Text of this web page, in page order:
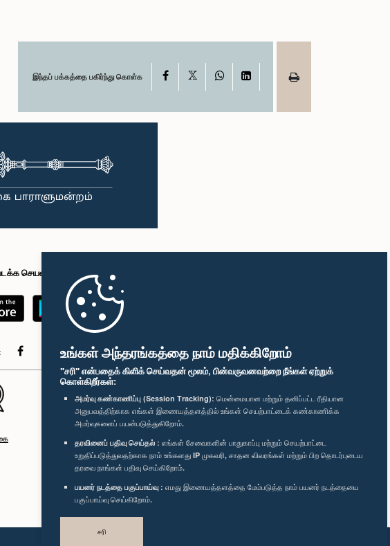
உங்கள் அந்தரங்கத்தை நாம் மதிக்கிறோம்
"சரி" என்பதைக் கிளிக் செய்வதன் மூலம், பின்வருவனவற்றை நீங்கள் ஏற்றுக்
கொள்கிறீர்கள்:
அமர்வு கண்காணிப்பு (Session Tracking): மென்மையான மற்றும் தனிப்பட்ட ரீதியான
அனுபவத்திற்காக எங்கள் இணையத்தளத்தில் உங்கள் செயற்பாட்டைக் கண்காணிக்க
அமர்வுகளைப் பயன்படுத்துகிறோம்.
தரவினைப் பதிவு செய்தல் : எங்கள் சேவைகளின் பாதுகாப்பு மற்றும் செயற்பாட்டை
உறுதிப்படுத்துவதற்காக நாம் உங்களது IP முகவரி, சாதன விவரங்கள் மற்றும் பிற தொடர்புடைய
தரவை நாங்கள் பதிவு செய்கிறோம்.
பயனர் நடத்தை பகுப்பாய்வு : எமது இணையத்தளத்தை மேம்படுத்த நாம் பயனர் நடத்தையை
பகுப்பாய்வு செய்கிறோம்.
சரி
இந்தப் பக்கத்தை பகிர்ந்து கொள்க Facebook WhatsAppLinkedIn
செயலி